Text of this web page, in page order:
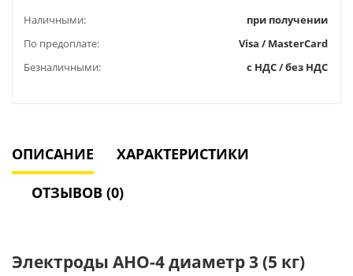
Наличными:
при получении
По предоплате:
Visa / MasterCard
Безналичными:
с НДС / без НДС
ОПИСАНИЕ ХАРАКТЕРИСТИКИ
ОТЗЫВОВ (0)
Электроды АНО-4 диаметр 3 (5 кг)